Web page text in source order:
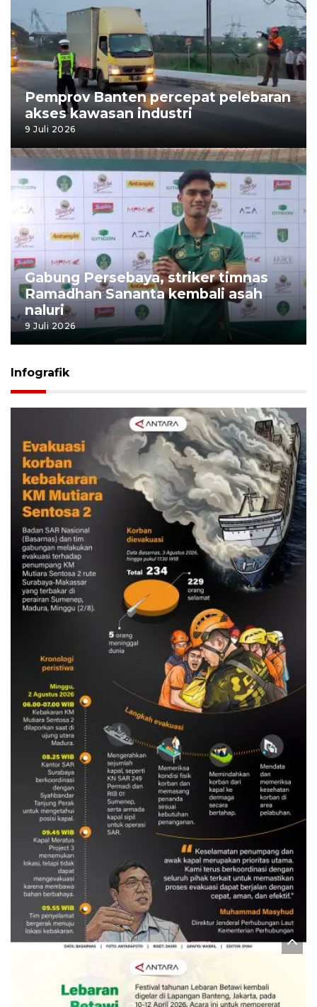
Pemprov Banten percepat pelebaran
akses kawasan industri
9 Juli 2026
Gabung Persebaya, striker timnas
Ramadhan Sananta kembali asah
naluri
9 Juli 2026
Infografik
Evakuasi korban kebakaran KM
Mutiara Sentosa 2
3 Agustus 2026